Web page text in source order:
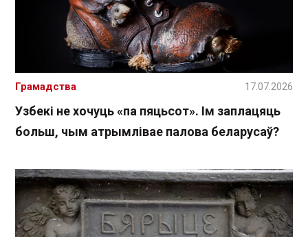
Узбекі не хочуць «па пяцьсот». Ім заплацяць
больш, чым атрымлівае палова беларусаў?
Грамадства 17.07.2026